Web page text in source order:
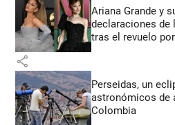
Ariana Grande y
declaraciones de
tras el revuelo por
share
Perseidas, un
astronómicos de
Colombia